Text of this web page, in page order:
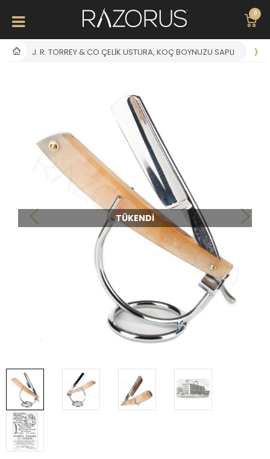
0
J. R. TORREY & CO ÇELIK USTURA, KOÇ BOYNUZU SAPLI
TÜKENDI